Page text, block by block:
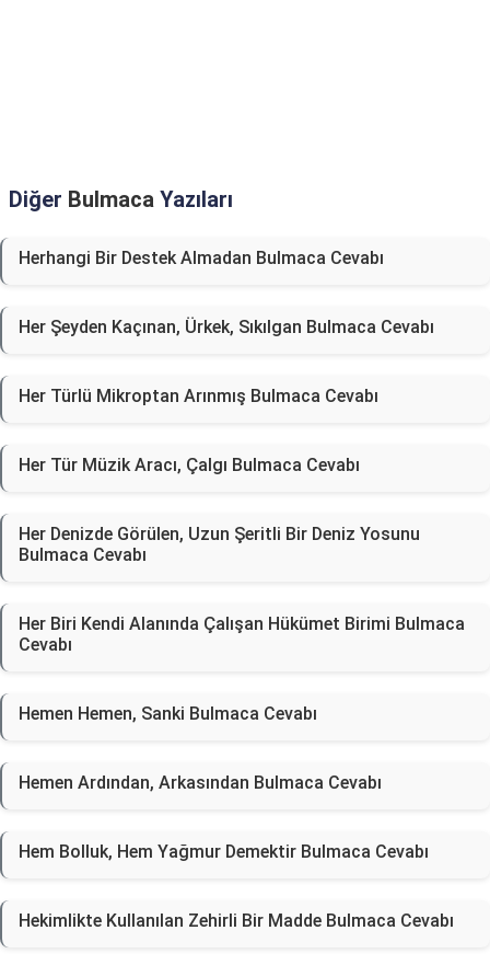
Diğer Bulmaca Yazıları
Herhangi Bir Destek Almadan Bulmaca Cevabı
Her Şeyden Kaçınan, Ürkek, Sıkılgan Bulmaca Cevabı
Her Türlü Mikroptan Arınmış Bulmaca Cevabı
Her Tür Müzik Aracı, Çalgı Bulmaca Cevabı
Her Denizde Görülen, Uzun Şeritli Bir Deniz Yosunu
Bulmaca Cevabı
Her Biri Kendi Alanında Çalışan Hükümet Birimi Bulmaca
Cevabı
Hemen Hemen, Sanki Bulmaca Cevabı
Hemen Ardından, Arkasından Bulmaca Cevabı
Hem Bolluk, Hem Yağmur Demektir Bulmaca Cevabı
Hekimlikte Kullanılan Zehirli Bir Madde Bulmaca Cevabı